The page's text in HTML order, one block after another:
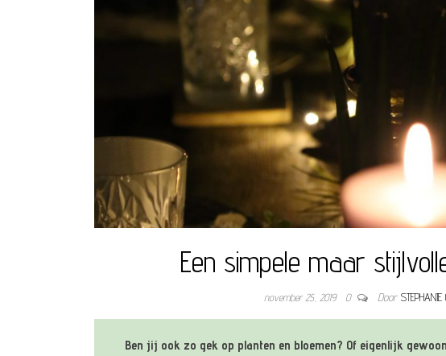
Een simpele maar
november 25, 2019 0 Door STEPHANIE
Ben jij ook zo gek op planten en bloemen? Of eigenlijk